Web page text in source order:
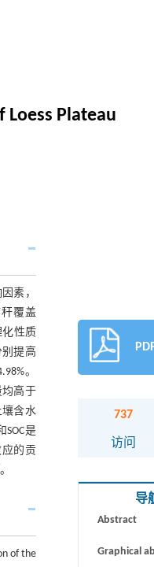
Plateau
素，
覆盖
化性质
提高
。
均高于
壤含水
是
的贡
of the
737
访问
导
Abstract
Graphical